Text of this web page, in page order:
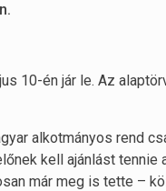
10-én jár le. Az
alkotmányos rend
kell ajánlást tennie
már meg is tette –